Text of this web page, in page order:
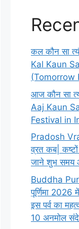
कल कौन सा
Kal Kaun
(Tomorrow
आज कौन सा
Aaj Kaun
Festival in
Pradosh
व्रत कब|
जाने शुभ समय
Buddha
पूर्णिमा
इस पर्व का
10 अनमोल